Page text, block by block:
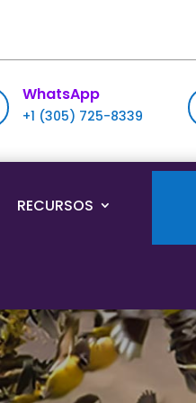
WhatsApp
+1 (305) 725-8339
RECURSOS